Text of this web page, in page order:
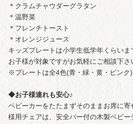
＊クラムチャウダーグラタン
＊温野菜
＊フレンチトースト
＊オレンジジュース
キッズプレートは小学生低学年くらいま
お子様が対象ですがお気軽にご相談下さ
※プレートは全4色(青・緑・黄・ピンク)
◆お子様連れも安心♪
ベビーカーをたたまずそのままお席に
様用チェアは、安全バー付の木製ベビー